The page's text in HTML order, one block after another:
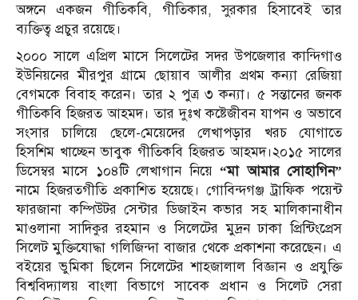
অঙ্গনে একজন গীতিকবি, গীতিকার, সুরকার হিসাবেই তার
ব্যক্তিত্ব প্রচুর রয়েছে।
২০০০ সালে এপ্রিল মাসে সিলেটের সদর উপজেলার কান্দিগাও
ইউনিয়নের মীরপুর গ্রামে ছোয়াব আলীর প্রথম কন্যা রেজিয়া
বেগমকে বিবাহ করেন। তার ২ পুত্র ৩ কন্যা। ৫ সন্তানের জনক
গীতিকবি হিজরত আহমদ। তার দুঃখ কষ্টেজীবন যাপন ও অভাবে
সংসার চালিয়ে ছেলে-মেয়েদের লেখাপড়ার খরচ যোগাতে
হিসশিম খাচ্ছেন ভাবুক গীতিকবি হিজরত আহমদ।২০১৫ সালের
ডিসেম্বর মাসে ১০৪টি লেখাগান নিয়ে“মা আমার সোহাগিন”
নামে হিজরতগীতি প্রকাশিত হয়েছে। গোবিন্দগঞ্জ ট্রাফিক পয়েন্ট
ফারজানা কম্পিউটর সেন্টার ডিজাইন কভার সহ মালিকানাধীন
মাওলানা সাদিকুর রহমান ও সিলেটের মুদ্রন ঢাকা প্রিন্টিংপ্রেস
সিলেট মুক্তিযোদ্ধা গলিজিন্দা বাজার থেকে প্রকাশনা করেছেন। এ
বইয়ের ভুমিকা ছিলেন সিলেটের শাহজালাল বিজ্ঞান ও প্রযুক্তি
বিশ্ববিদ্যালয় বাংলা বিভাগে সাবেক প্রধান ও সিলেট সেরা